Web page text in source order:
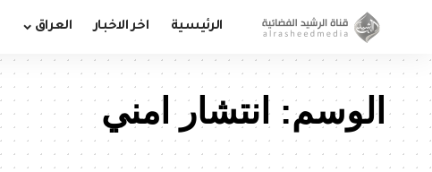
الرئيسية اخر الاخبار العراق
الوسم: انتشار امني